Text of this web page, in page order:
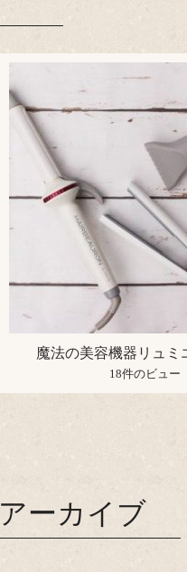
魔法の美容機器リュ
18件のビュー
アーカイブ